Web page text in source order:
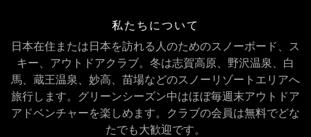
私たちについて
日本在住または日本を訪れる人のためのスノーボード、ス
キー、アウトドアクラブ。冬は志賀高原、野沢温泉、白
馬、蔵王温泉、妙高、苗場などのスノーリゾートエリアへ
旅行します。グリーンシーズン中はほぼ毎週末アウトドア
アドベンチャーを楽しめます。クラブの会員は無料でどな
たでも大歓迎です。